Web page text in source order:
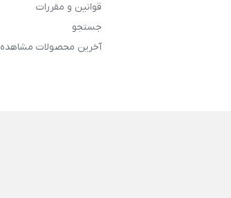
قوانین و مقررات
جستجو
آخرین محصولات